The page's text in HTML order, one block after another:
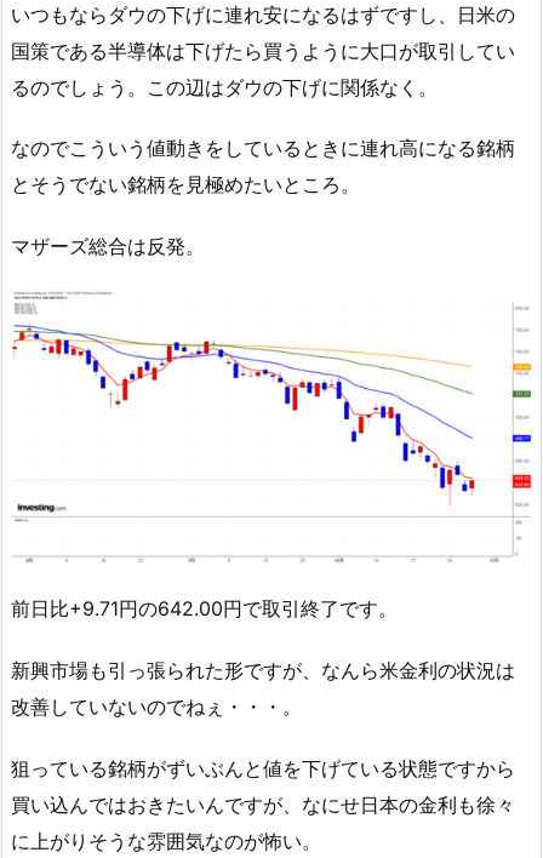
いつもならダウの下げに連れ安になるはずですし、日米の
国策である半導体は下げたら買うように大口が取引してい
るのでしょう。この辺はダウの下げに関係なく。
なのでこういう値動きをしているときに連れ高になる銘柄
とそうでない銘柄を見極めたいところ。
マザーズ総合は反発。
前日比+9.71円の642.00円で取引終了です。
新興市場も引っ張られた形ですが、なんら米金利の状況は
改善していないのでねぇ・・・。
狙っている銘柄がずいぶんと値を下げている状態ですから
買い込んではおきたいんですが、なにせ日本の金利も徐々
に上がりそうな雰囲気なのが怖い。